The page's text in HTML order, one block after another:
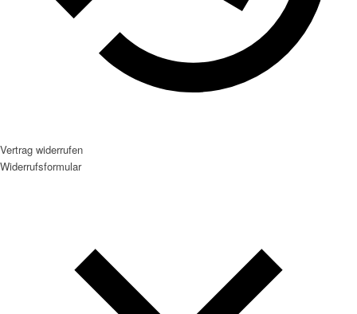
Vertrag widerrufen
Widerrufsformular